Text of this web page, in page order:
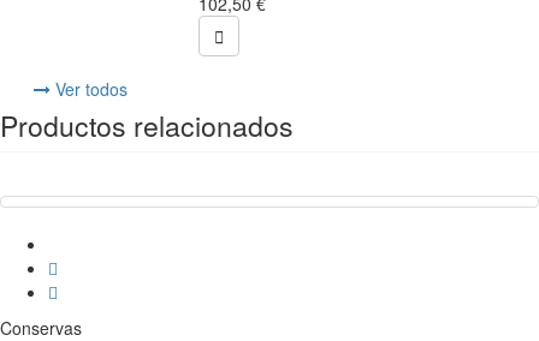

Ver todos
Productos relacionados
Conservas